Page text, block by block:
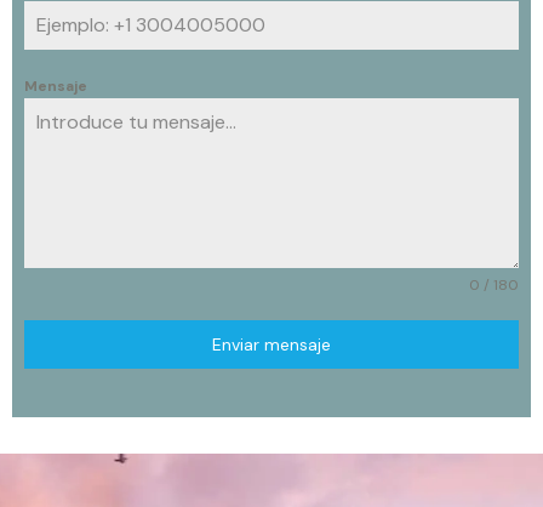
Mensaje
0 / 180
Enviar mensaje